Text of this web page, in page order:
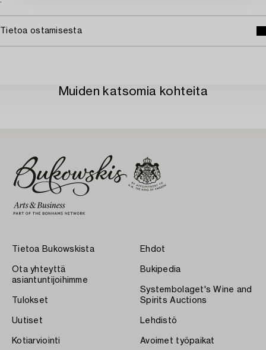
Tietoa ostamisesta
Muiden katsomia kohteita
Tietoa Bukowskista
Ota yhteyttä
asiantuntijoihimme
Tulokset
Uutiset
Kotiarviointi
Ehdot
Bukipedia
Systembolaget's Wine and
Spirits Auctions
Lehdistö
Avoimet työpaikat